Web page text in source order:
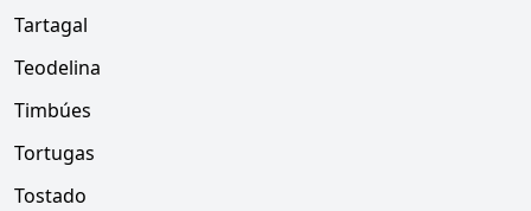
Tartagal
Teodelina
Timbúes
Tortugas
Tostado